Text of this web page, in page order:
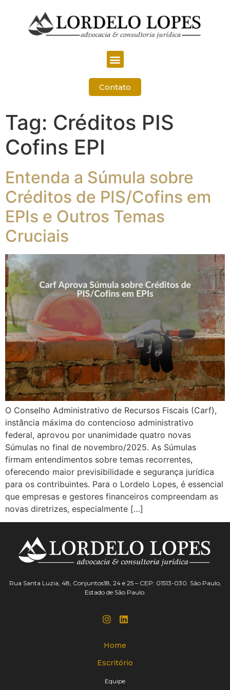
Contato
Tag: Créditos PIS
Cofins EPI
Entenda a Súmula sobre
Créditos de PIS/Cofins em
EPIs e Outros Temas
Cruciais
O Conselho Administrativo de Recursos Fiscais (Carf),
instância máxima do contencioso administrativo
federal, aprovou por unanimidade quatro novas
Súmulas no final de novembro/2025. As Súmulas
firmam entendimentos sobre temas recorrentes,
oferecendo maior previsibilidade e segurança jurídica
para os contribuintes. Para o Lordelo Lopes, é essencial
que empresas e gestores financeiros compreendam as
novas diretrizes, especialmente […]
Rua Santa Luzia, 48, Conjuntos18, 24 e 25 – CEP: 01513-030. São Paulo,
Estado de São Paulo.
Home
Escritório
Equipe